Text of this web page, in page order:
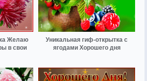
Желаю
в свои
Уникальная гиф-открытка с
ягодами Хорошего дня